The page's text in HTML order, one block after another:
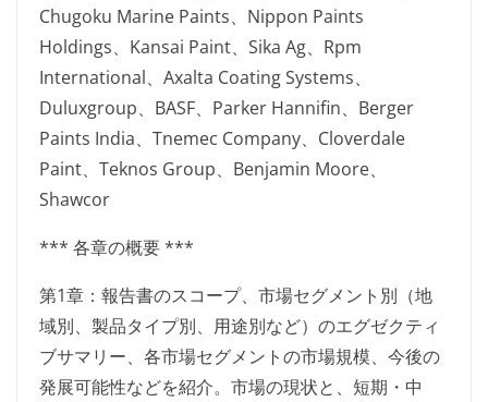
Chugoku Marine Paints、Nippon Paints
Holdings、Kansai Paint、Sika Ag、Rpm
International、Axalta Coating Systems、
Duluxgroup、BASF、Parker Hannifin、Berger
Paints India、Tnemec Company、Cloverdale
Paint、Teknos Group、Benjamin Moore、
Shawcor
*** 各章の概要 ***
第1章：報告書のスコープ、市場セグメント別（地
域別、製品タイプ別、用途別など）のエグゼクティ
ブサマリー、各市場セグメントの市場規模、今後の
発展可能性などを紹介。市場の現状と、短期・中